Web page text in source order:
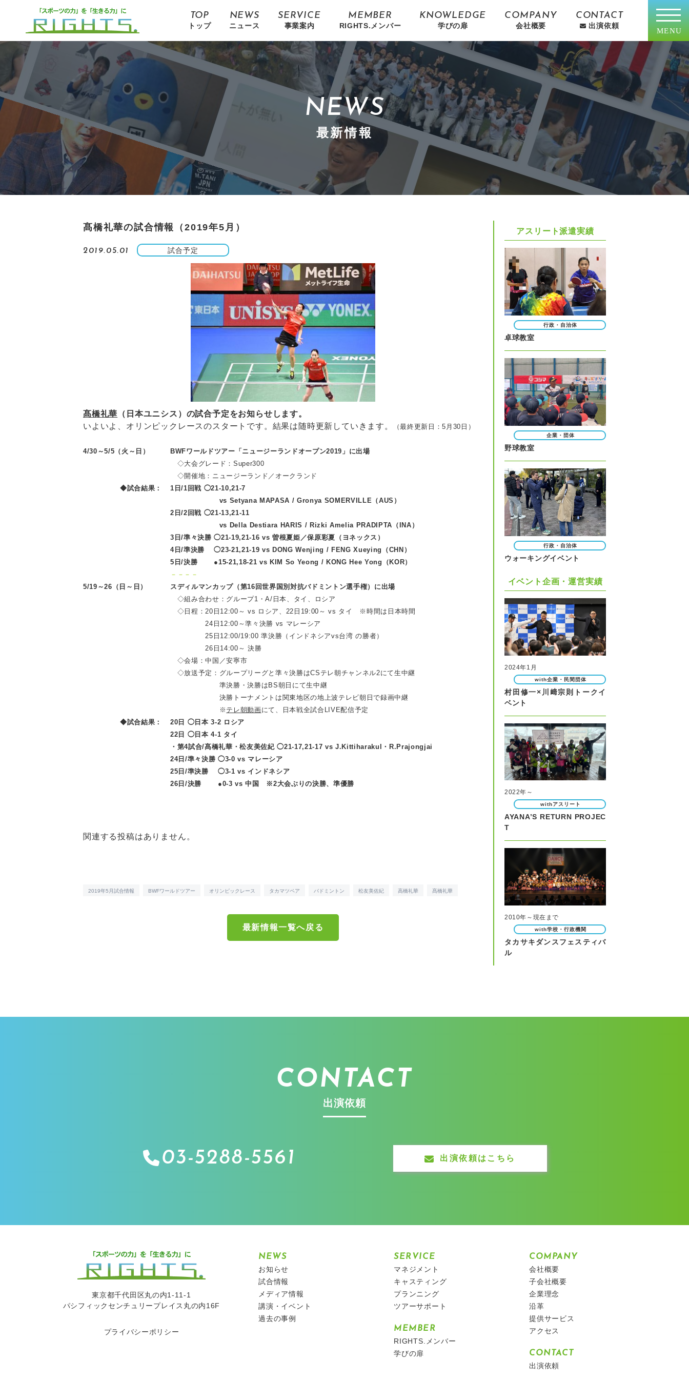
TOP
トップ
NEWS
ニュース
SERVICE
事業案内
MEMBER
RIGHTS.メンバー
KNOWLEDGE
学びの扉
COMPANY
会社概要
CONTACT
出演依頼
MENU
NEWS
最新情報
髙橋礼華の試合情報（2019年5月）
2019.05.01 試合予定
髙橋礼華 （日本ユニシス）の試合予定をお知らせします。
いよいよ、オリンピックレースのスタートです。結果は随時更新していきます。
（最終更新日：5月30日）
4/30～5/5（火～日）
BWFワールドツアー「ニュージーランドオープン2019」に出場
◇大会グレード：Super300
◇開催地：ニュージーランド／オークランド
◆試合結果：
1日/1回戦 ◯21-10,21-7
vs Setyana MAPASA / Gronya SOMERVILLE（AUS）
2日/2回戦 ◯21-13,21-11
vs Della Destiara HARIS / Rizki Amelia PRADIPTA（INA）
3日/準々決勝 ◯21-19,21-16 vs 曽根夏姫／保原彩夏（ヨネックス）
4日/準決勝 ◯23-21,21-19 vs DONG Wenjing / FENG Xueying（CHN）
5日/決勝 ●15-21,18-21 vs KIM So Yeong / KONG Hee Yong（KOR）
－－－－
5/19～26（日～日）
スディルマンカップ（第16回世界国別対抗バドミントン選手権）に出場
◇組み合わせ：グループ1・A/日本、タイ、ロシア
◇日程：20日12:00～ vs ロシア、22日19:00～ vs タイ ※時間は日本時間
24日12:00～準々決勝 vs マレーシア
25日12:00/19:00 準決勝（インドネシアvs台湾 の勝者）
26日14:00～ 決勝
◇会場：中国／安寧市
◇放送予定：グループリーグと準々決勝はCSテレ朝チャンネル2にて生中継
準決勝・決勝はBS朝日にて生中継
決勝トーナメントは関東地区の地上波テレビ朝日で録画中継
※ テレ朝動画にて、日本戦全試合LIVE配信予定
◆試合結果：
20日 ◯日本 3-2 ロシア
22日 ◯日本 4-1 タイ
・第4試合/髙橋礼華・松友美佐紀 ◯21-17,21-17 vs J.Kittiharakul・R.Prajongjai
24日/準々決勝 ◯3-0 vs マレーシア
25日/準決勝 ◯3-1 vs インドネシア
26日/決勝 ●0-3 vs 中国 ※2大会ぶりの決勝、準優勝
関連する投稿はありません。
2019年5月試合情報 BWFワールドツアー オリンピックレース タカマツペア バドミントン 松友美佐紀 高橋礼華 髙橋礼華
最新情報一覧へ戻る
アスリート派遣実績
行政・自治体
卓球教室
企業・団体
野球教室
行政・自治体
ウォーキングイベント
イベント企画・運営実績
2024年1月
with企業・民間団体
村田修一×川﨑宗則トークイ
ベント
2022年～
withアスリート
AYANA’S RETURN PROJEC
T
2010年～現在まで
with学校・行政機関
タカサキダンスフェスティバ
ル
CONTACT
出演依頼
03-5288-5561 出演依頼はこちら
東京都千代田区丸の内1-11-1
パシフィックセンチュリープレイス丸の内16F
プライバシーポリシー
NEWS
お知らせ
試合情報
メディア情報
講演・イベント
過去の事例
SERVICE
マネジメント
キャスティング
プランニング
ツアーサポート
MEMBER
RIGHTS.メンバー
学びの扉
COMPANY
会社概要
子会社概要
企業理念
沿革
提供サービス
アクセス
CONTACT
出演依頼